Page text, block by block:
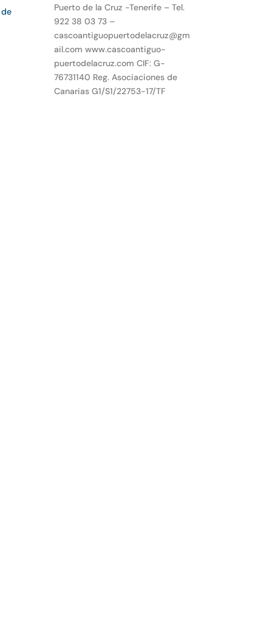
Puerto de la Cruz -Tenerife – Tel.
922 38 03 73 –
cascoantiguopuertodelacruz@gm
ail.com www.cascoantiguo-
puertodelacruz.com CIF: G-
76731140 Reg. Asociaciones de
Canarias G1/S1/22753-17/TF